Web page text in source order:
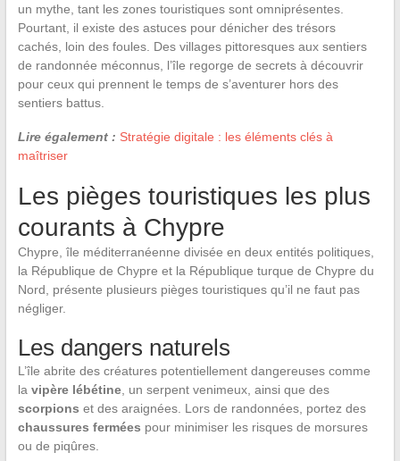
un mythe, tant les zones touristiques sont omniprésentes.
Pourtant, il existe des astuces pour dénicher des trésors
cachés, loin des foules. Des villages pittoresques aux sentiers
de randonnée méconnus, l’île regorge de secrets à découvrir
pour ceux qui prennent le temps de s’aventurer hors des
sentiers battus.
Lire également : Stratégie digitale : les éléments clés à
maîtriser
Les pièges touristiques les plus
courants à Chypre
Chypre, île méditerranéenne divisée en deux entités politiques,
la République de Chypre et la République turque de Chypre du
Nord, présente plusieurs pièges touristiques qu’il ne faut pas
négliger.
Les dangers naturels
L’île abrite des créatures potentiellement dangereuses comme
la vipère lébétine, un serpent venimeux, ainsi que des
scorpions et des araignées. Lors de randonnées, portez des
chaussures fermées pour minimiser les risques de morsures
ou de piqûres.